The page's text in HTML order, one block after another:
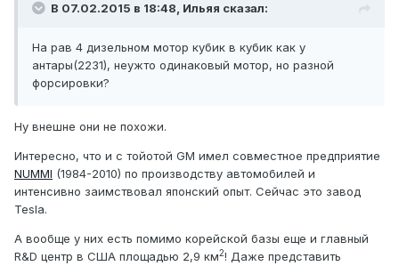
В 07.02.2015 в 18:48, Ильяя сказал:
На рав 4 дизельном мотор кубик в кубик как у
антары(2231), неужто одинаковый мотор, но разной
форсировки?
Ну внешне они не похожи.
Интересно, что и с тойотой GM имел совместное предприятие
NUMMI (1984-2010) по производству автомобилей и
интенсивно заимствовал японский опыт. Сейчас это завод
Tesla.
А вообще у них есть помимо корейской базы еще и главный
R&D центр в США площадью 2,9 км2! Даже представить